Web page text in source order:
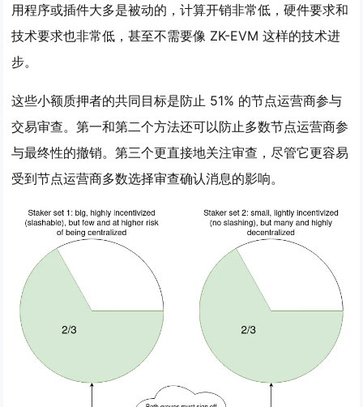
用程序或插件大多是被动的，计算开销非常低，硬件要求和
技术要求也非常低，甚至不需要像 ZK-EVM 这样的技术进
步。
这些小额质押者的共同目标是防止 51% 的节点运营商参与
交易审查。第一和第二个方法还可以防止多数节点运营商参
与最终性的撤销。第三个更直接地关注审查，尽管它更容易
受到节点运营商多数选择审查确认消息的影响。